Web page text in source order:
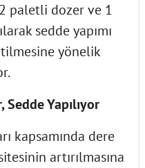
paletli dozer ve 1
sedde yapımı
yönelik
Yapılıyor
kapsamında dere
artırılmasına